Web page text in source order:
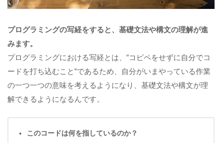
プログラミングの写経をすると、基礎文法や構文の理解が進
みます。
プログラミングにおける写経とは、”コピペをせずに自分でコ
ードを打ち込むこと”であるため、自分がいまやっている作業
の一つ一つの意味を考えるようになり、基礎文法や構文が理
解できるようになるんです。
このコードは何を指しているのか？